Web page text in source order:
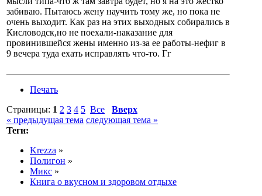
забиваю. Пытаюсь жену научить тому же, но пока не
очень выходит. Как раз на этих выходных собирались в
Кисловодск,но не поехали-наказание для
провинившейся жены именно из-за ее работы-нефиг в
9 вечера туда ехать исправлять что-то. Гг
Печать
Страницы: 1 2 3 4 5 Все
Вверх
« предыдущая тема следующая тема »
Теги:
Krezza »
Полигон »
Микс »
Книга о вкусном и здоровом отдыхе